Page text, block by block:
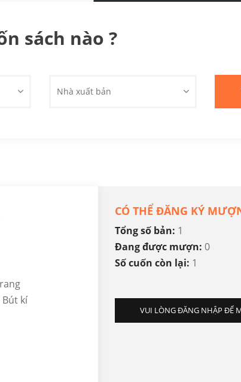
sách nào ?
Nhà xuất bản
Bút kí
CÓ THỂ ĐĂNG KÝ
Tổng số bản: 1
Đang được mượn: 0
Số cuốn còn lại: 1
VUI LÒNG ĐĂNG NHẬP ĐỂ